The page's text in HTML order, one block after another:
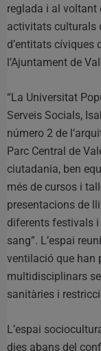
reglada i al voltant
activitats culturals
d’entitats cíviques
l’Ajuntament de
“La Universitat
Serveis Socials,
número 2 de
Parc Central de
ciutadania, ben
més de cursos i
presentacions de
diferents festivals
sang”. L’espai
ventilació que han
multidisciplinars
sanitàries i
L’espai
dies abans del